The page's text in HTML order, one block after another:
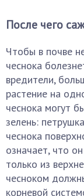
После чего
Чтобы в почве
чеснока
вредители,
растение на
чеснока могут
зелень:
чеснока
означает, что
только из
чесноком
корневой